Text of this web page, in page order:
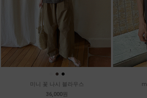
● ●
미니 꽃 나시 블라우스
36,000원